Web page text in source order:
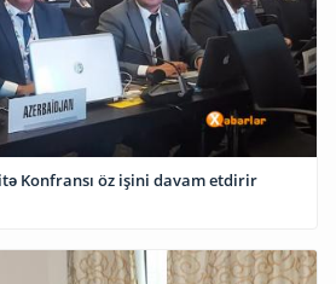
Konfransı öz işini davam etdirir